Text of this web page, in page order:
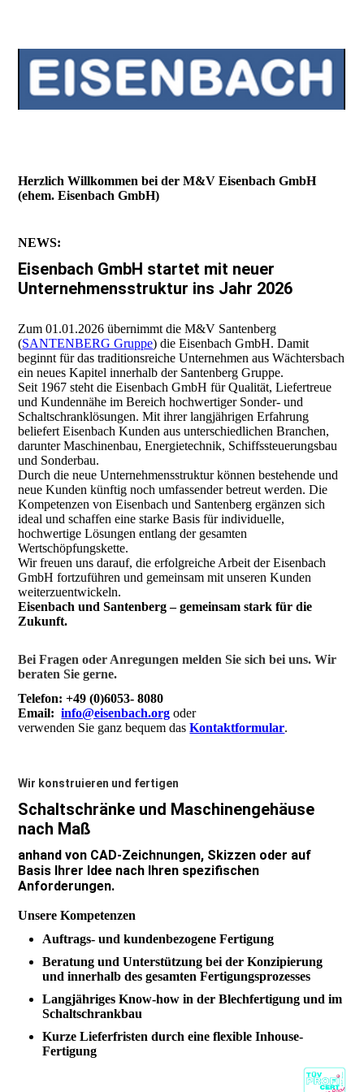
Herzlich Willkommen bei der M&V Eisenbach GmbH
(ehem. Eisenbach GmbH)
NEWS:
Eisenbach GmbH startet mit neuer
Unternehmensstruktur ins Jahr 2026
Zum 01.01.2026 übernimmt die M&V Santenberg
(SANTENBERG Gruppe) die Eisenbach GmbH. Damit
beginnt für das traditionsreiche Unternehmen aus Wächtersbach
ein neues Kapitel innerhalb der Santenberg Gruppe.
Seit 1967 steht die Eisenbach GmbH für Qualität, Liefertreue
und Kundennähe im Bereich hochwertiger Sonder- und
Schaltschranklösungen. Mit ihrer langjährigen Erfahrung
beliefert Eisenbach Kunden aus unterschiedlichen Branchen,
darunter Maschinenbau, Energietechnik, Schiffssteuerungsbau
und Sonderbau.
Durch die neue Unternehmensstruktur können bestehende und
neue Kunden künftig noch umfassender betreut werden. Die
Kompetenzen von Eisenbach und Santenberg ergänzen sich
ideal und schaffen eine starke Basis für individuelle,
hochwertige Lösungen entlang der gesamten
Wertschöpfungskette.
Wir freuen uns darauf, die erfolgreiche Arbeit der Eisenbach
GmbH fortzuführen und gemeinsam mit unseren Kunden
weiterzuentwickeln.
Eisenbach und Santenberg – gemeinsam stark für die
Zukunft.
Bei Fragen oder Anregungen melden Sie sich bei uns. Wir
beraten Sie gerne.
Telefon: +49 (0)6053- 8080
Email: info@eisenbach.org oder
verwenden Sie ganz bequem dasKontaktformular.
Wir konstruieren und fertigen
Schaltschränke und Maschinengehäuse
nach Maß
anhand von CAD-Zeichnungen, Skizzen oder auf
Basis Ihrer Idee nach Ihren spezifischen
Anforderungen.
Unsere Kompetenzen
Auftrags- und kundenbezogene Fertigung
Beratung und Unterstützung bei der Konzipierung
und innerhalb des gesamten Fertigungsprozesses
Langjähriges Know-how in der Blechfertigung und im
Schaltschrankbau
Kurze Lieferfristen durch eine flexible Inhouse-
Fertigung